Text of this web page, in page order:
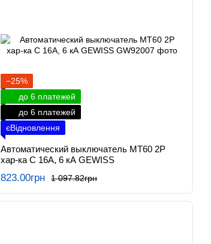
−25%
до 6 платежей
до 6 платежей
єВідновлення
Автоматический выключатель МТ60 2P
хар-ка C 16А, 6 кА GEWISS
1 097.82грн
823.00грн